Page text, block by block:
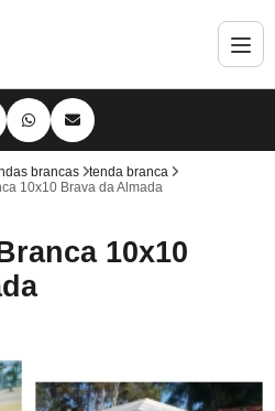
brancas
tenda branca
10x10 Brava da Almada
10x10